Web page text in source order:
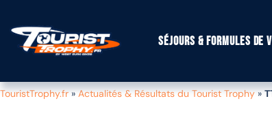
Séjours & formules de
TouristTrophy.fr»Actualités & Résultats du Tourist Trophy»